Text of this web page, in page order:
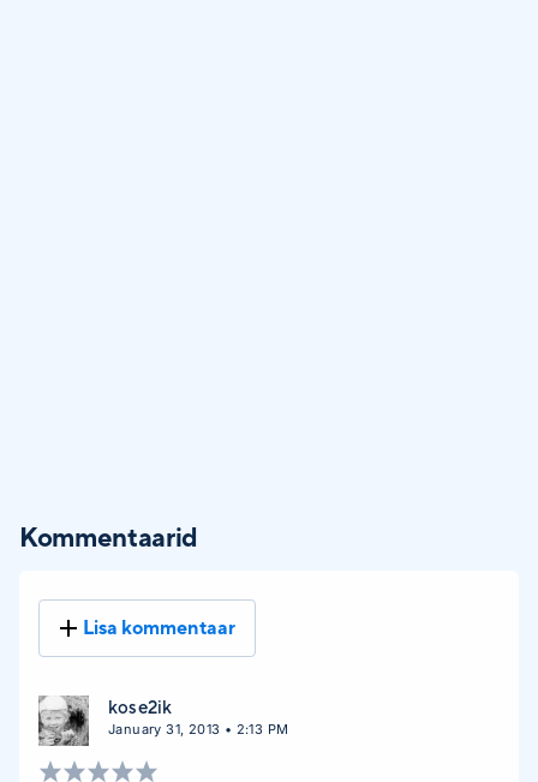
Kommentaarid
Lisa kommentaar
kose2ik
January 31, 2013 • 2:13 PM